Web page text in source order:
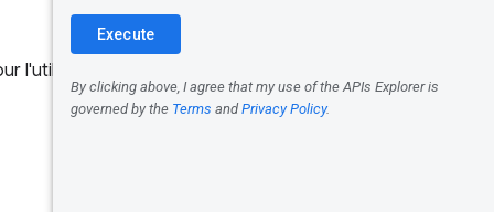
Métrique
l'utilisation de